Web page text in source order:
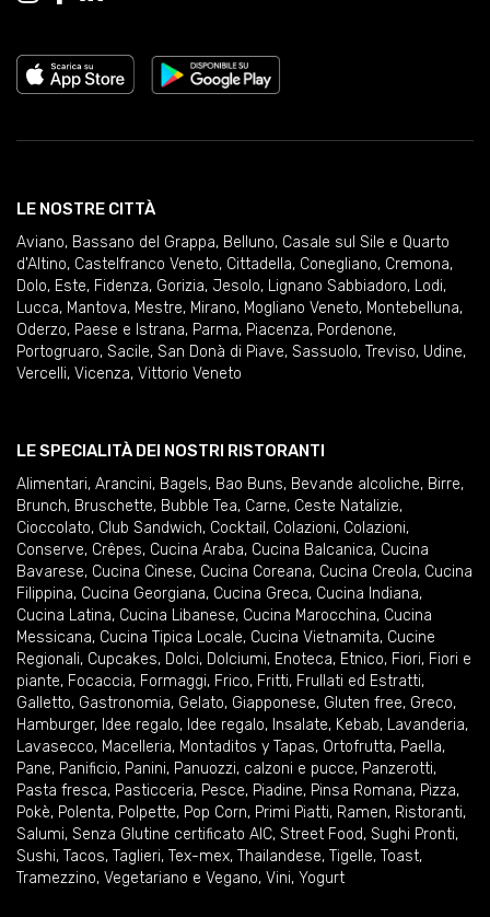
LE NOSTRE CITTÀ
Aviano, Bassano del Grappa, Belluno, Casale sul Sile e Quarto
d'Altino, Castelfranco Veneto, Cittadella, Conegliano, Cremona,
Dolo, Este, Fidenza, Gorizia, Jesolo, Lignano Sabbiadoro, Lodi,
Lucca, Mantova, Mestre, Mirano, Mogliano Veneto, Montebelluna,
Oderzo, Paese e Istrana, Parma, Piacenza, Pordenone,
Portogruaro, Sacile, San Donà di Piave, Sassuolo, Treviso, Udine,
Vercelli, Vicenza, Vittorio Veneto
LE SPECIALITÀ DEI NOSTRI RISTORANTI
Alimentari, Arancini, Bagels, Bao Buns, Bevande alcoliche, Birre,
Brunch, Bruschette, Bubble Tea, Carne, Ceste Natalizie,
Cioccolato, Club Sandwich, Cocktail , Colazioni, Colazioni,
Conserve, Crêpes, Cucina Araba, Cucina Balcanica, Cucina
Bavarese, Cucina Cinese, Cucina Coreana, Cucina Creola, Cucina
Filippina, Cucina Georgiana, Cucina Greca, Cucina Indiana,
Cucina Latina, Cucina Libanese, Cucina Marocchina, Cucina
Messicana, Cucina Tipica Locale, Cucina Vietnamita, Cucine
Regionali, Cupcakes, Dolci, Dolciumi, Enoteca, Etnico, Fiori, Fiori e
piante, Focaccia, Formaggi, Frico, Fritti, Frullati ed Estratti,
Galletto, Gastronomia, Gelato, Giapponese, Gluten free, Greco,
Hamburger, Idee regalo, Idee regalo, Insalate, Kebab, Lavanderia,
Lavasecco, Macelleria, Montaditos y Tapas, Ortofrutta, Paella,
Pane, Panificio, Panini, Panuozzi, calzoni e pucce, Panzerotti,
Pasta fresca, Pasticceria, Pesce, Piadine, Pinsa Romana, Pizza,
Pokè, Polenta, Polpette, Pop Corn, Primi Piatti, Ramen, Ristoranti,
Salumi, Senza Glutine certificato AIC, Street Food, Sughi Pronti,
Sushi, Tacos, Taglieri, Tex-mex, Thailandese, Tigelle, Toast,
Tramezzino, Vegetariano e Vegano, Vini, Yogurt